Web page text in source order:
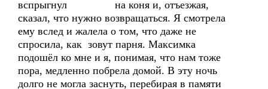
вспрыгнул на коня и, отъезжая,
сказал, что нужно возвращаться. Я смотрела
ему вслед и жалела о том, что даже не
спросила, как зовут парня. Максимка
подошёл ко мне и я, понимая, что нам тоже
пора, медленно побрела домой. В эту ночь
долго не могла заснуть, перебирая в памяти